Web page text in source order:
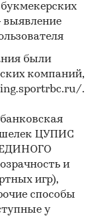
выявление
были
компаний,
.
ЦУПИС
ЕДИНОГО
и
игр),
способы
у